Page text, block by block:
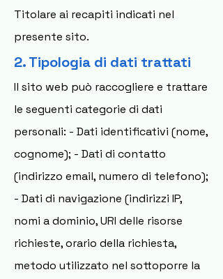
Titolare ai recapiti indicati nel
presente sito.
2. Tipologia di dati trattati
Il sito web può raccogliere e trattare
le seguenti categorie di dati
personali: - Dati identificativi (nome,
cognome); - Dati di contatto
(indirizzo email, numero di telefono);
- Dati di navigazione (indirizzi IP,
nomi a dominio, URI delle risorse
richieste, orario della richiesta,
metodo utilizzato nel sottoporre la